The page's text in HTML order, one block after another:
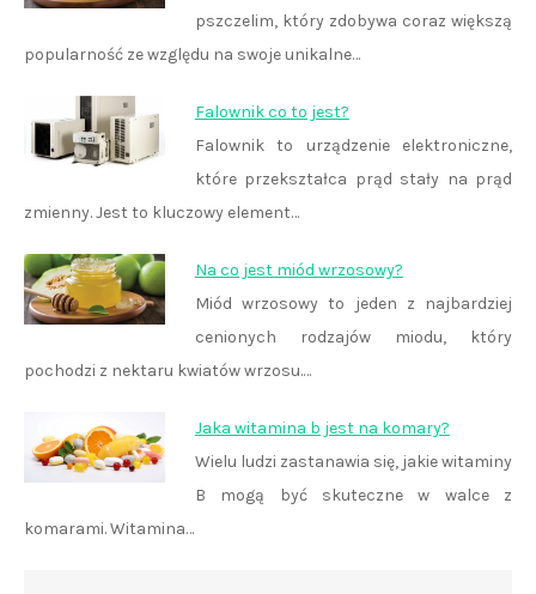
pszczelim, który zdobywa coraz większą
popularność ze względu na swoje unikalne…
Falownik co to jest?
Falownik to urządzenie elektroniczne,
które przekształca prąd stały na prąd
zmienny. Jest to kluczowy element…
Na co jest miód wrzosowy?
Miód wrzosowy to jeden z najbardziej
cenionych rodzajów miodu, który
pochodzi z nektaru kwiatów wrzosu.…
Jaka witamina b jest na komary?
Wielu ludzi zastanawia się, jakie witaminy
B mogą być skuteczne w walce z
komarami. Witamina…